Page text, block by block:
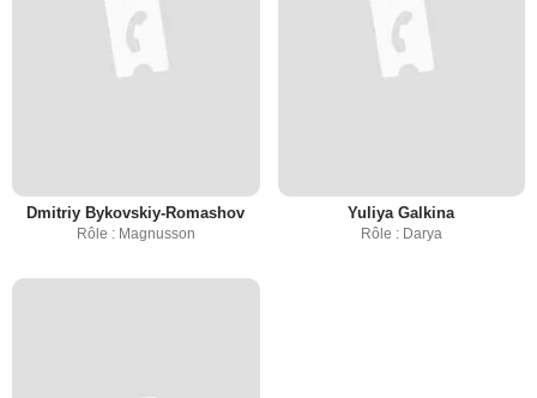
Dmitriy Bykovskiy-Romashov
Rôle : Magnusson
Yuliya Galkina
Rôle : Darya